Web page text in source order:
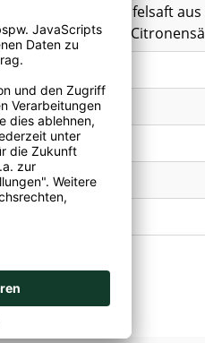
Zucker, 5% Apfelsaft
Säuerungsmittel:
Planegg